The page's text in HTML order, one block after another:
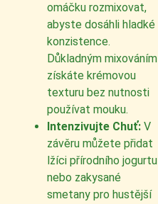
omáčku rozmixovat,
abyste dosáhli hladké
konzistence.
Důkladným mixováním
získáte krémovou
texturu bez nutnosti
používat mouku.
Intenzivujte Chuť: V
závěru můžete přidat
lžíci přírodního jogurtu
nebo zakysané
smetany pro hustější